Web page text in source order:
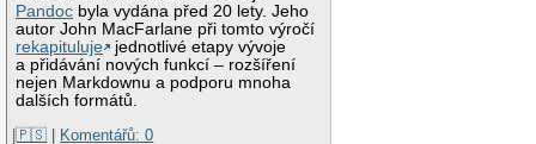
Pandoc byla vydána před 20 lety. Jeho
autor John MacFarlane při tomto výročí
rekapituluje
jednotlivé etapy vývoje
a přidávání nových funkcí – rozšíření
nejen Markdownu a podporu mnoha
dalších formátů.
|🇵🇸
Komentářů: 0